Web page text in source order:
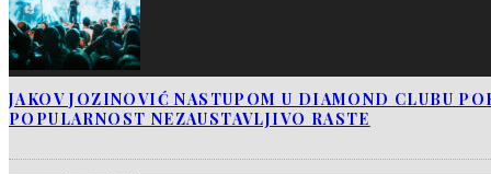
JAKOV JOZINOVIĆ NASTUPOM U DIAMOND CLUBU
POPULARNOST NEZAUSTAVLJIVO RASTE